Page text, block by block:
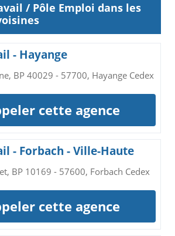
/ Pôle Emploi dans les
- Hayange
BP 40029 - 57700, Hayange Cedex
cette agence
- Forbach - Ville-Haute
BP 10169 - 57600, Forbach Cedex
cette agence